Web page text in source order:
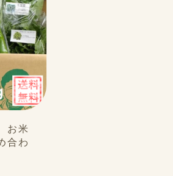
お米
合わ